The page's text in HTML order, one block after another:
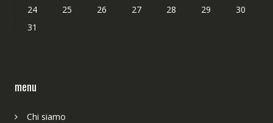
24
25 26 27 28 29
30
31
menu
Chi siamo